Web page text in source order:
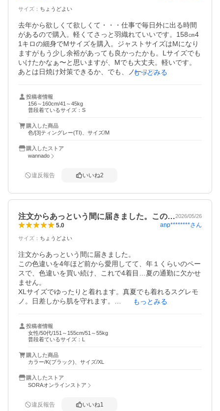
サイズ ： ちょうどよい
去年から欲しくて欲しくて・・・仕事で毎日外に出る時間
があるので購入。軽くてさっと羽織れていいです。158㎝4
1キロの細身でMサイズを購入。ジャストサイズはMになり
ますがもう少し余裕があっても良かったかも。Lサイズでも
いけたかなぁ〜と思いますが、Mでも大丈夫。軽いです。
あとは日焼け対策できるか、でも、ノースフェイスなら大
もっとみる
投稿者情報
156～160cm/41～45kg
普段着ているサイズ：S
購入した商品
色/[3]ティングレー(TI)、サイズ/M
購入したストア
wannado
違反報告 いいね2
注文からあっという間に届きました。この…2026/05/26
5.0 anp********さん
サイズ ： ちょうどよい
注文からあっという間に届きました。
この色違いを4年ほど前から愛用してて、年１くらいのペー
スで、色違いを買い続け、これで4着目…夏の通勤に欠かせ
ません。
XLサイズでゆったりと着れます。真夏でも着れるスグレモ
ノ。日差しから肌を守れます。
もっとみる
投稿者情報
女性/50代/151～155cm/51～55kg
普段着ているサイズ：L
購入した商品
カラー/K(ブラック)、サイズ/XL
購入したストア
SORAオンラインストア
違反報告 いいね1